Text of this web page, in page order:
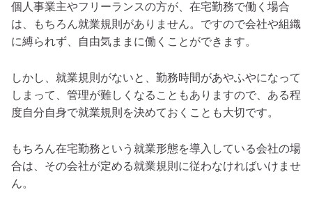
個人事業主やフリーランスの方が、在宅勤務で働く場合
は、もちろん就業規則がありません。ですので会社や組織
に縛られず、自由気ままに働くことができます。
しかし、就業規則がないと、勤務時間があやふやになって
しまって、管理が難しくなることもありますので、ある程
度自分自身で就業規則を決めておくことも大切です。
もちろん在宅勤務という就業形態を導入している会社の場
合は、その会社が定める就業規則に従わなければいけませ
ん。